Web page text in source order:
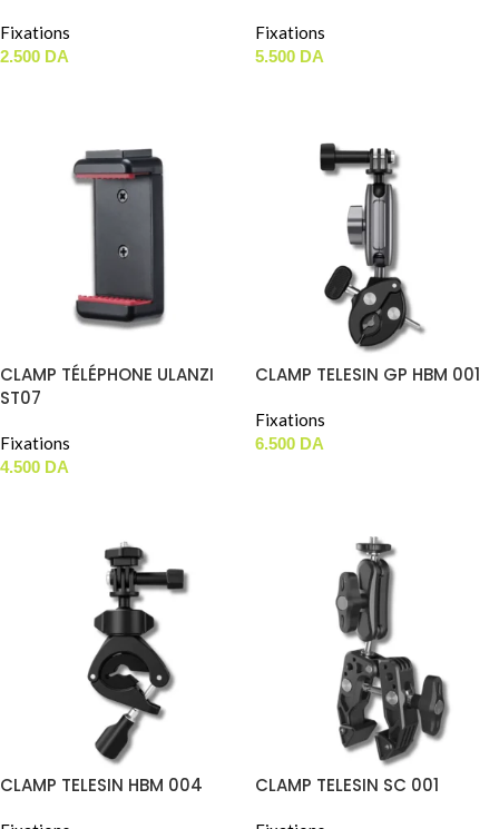
Fixations
2.500 DA
Fixations
5.500 DA
CLAMP TÉLÉPHONE ULANZI
ST07
Fixations
4.500 DA
CLAMP TELESIN GP HBM 001
Fixations
6.500 DA
CLAMP TELESIN HBM 004 CLAMP TELESIN SC 001